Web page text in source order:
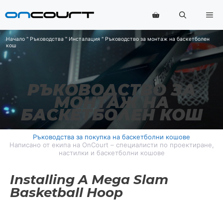
към
Начало " Ръководства " Инсталация " Ръководство за монтаж на баскетболен
кош
РЪКОВОДСТВО ЗА
МОНТАЖ НА
БАСКЕТБОЛЕН КОШ
Ръководства за покупка на баскетболни кошове
Написано от екипа на OnCourt – специалисти по проектиране,
настилки и баскетболни кошове
Installing A Mega Slam
Basketball Hoop